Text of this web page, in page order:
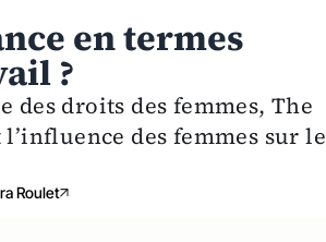
en termes
?
des droits des femmes, The
des femmes sur le
Roulet